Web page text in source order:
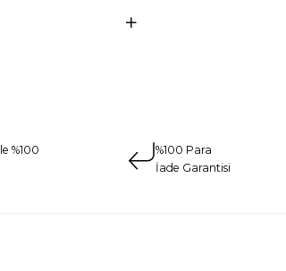
%100
%100 Para
İade Garantisi